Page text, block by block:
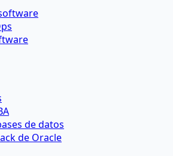
de datos
de Oracle